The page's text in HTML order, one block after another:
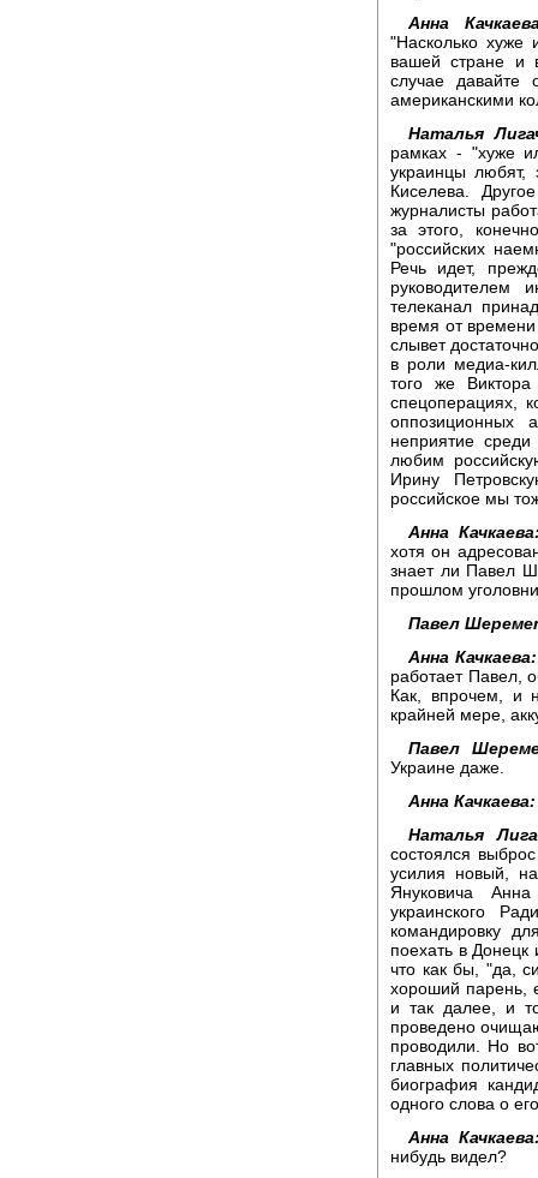
Анна
"Насколько хуже
вашей стране и
случае давайте
американскими
Наталья
рамках - "хуже
украинцы любят,
Киселева.
журналисты
за этого,
"российских
Речь идет,
руководителем
телеканал
время от
слывет
в роли медиа-
того же
спецоперациях,
оппозиционных
неприятие
любим
Ирину
российское мы
Анна
хотя он
знает ли Павел
прошлом
Павел
Анна Качкаева:
работает Павел,
Как, впрочем, и
крайней мере,
Павел
Украине даже.
Анна Качкаева:
Наталья
состоялся
усилия новый,
Януковича
украинского
командировку
поехать в Донецк
что как бы, "да,
хороший парень,
и так далее, и
проведено
проводили. Но
главных
биография
одного слова о
Анна
нибудь видел?